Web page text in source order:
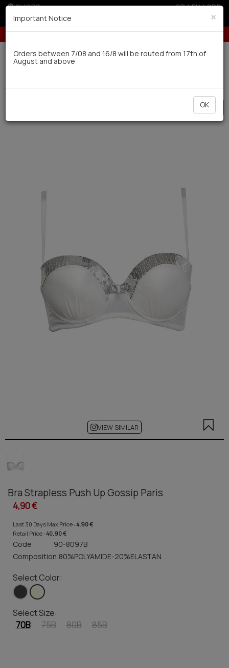
SHOPS GR|EN|SRB
Up to 3 interest-free installments with credit cards for orders over 50€
Delivery in 7-9 working days via UPS
HOT
OFFER
VIEW SIMILAR
Bra Strapless Push Up Gossip Paris
4,90 €
Last 30 Days Max Price : 4,90 €
Retail Price : 40,90 €
Code:
90-8097B
Composition:80%POLYAMIDE-20%ELASTAN
Select Color:
Select Size:
70B 75B 80B 85B
×
Important Notice
Orders between 7/08 and 16/8 will be routed from 17th of
August and above
OK